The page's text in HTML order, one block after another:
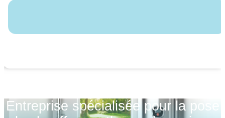
Entreprise spécialisée pour la pose